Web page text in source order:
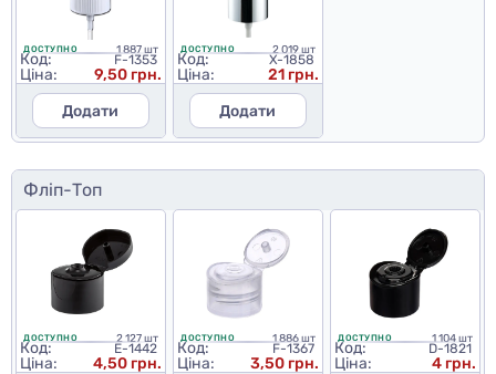
ДОСТУПНО 1 887 шт
Код: F-1353
Ціна:
9,50 грн.
Додати
ДОСТУПНО 2 019 шт
Код: X-1858
Ціна:
21 грн.
Додати
Фліп-Топ
ДОСТУПНО 2 127 шт
Код: E-1442
Ціна:
4,50 грн.
ДОСТУПНО 1 886 шт
Код: F-1367
Ціна:
3,50 грн.
ДОСТУПНО 1 104 шт
Код: D-1821
Ціна:
4 грн.